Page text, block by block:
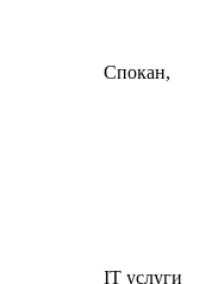
Спокан,
IT услуги